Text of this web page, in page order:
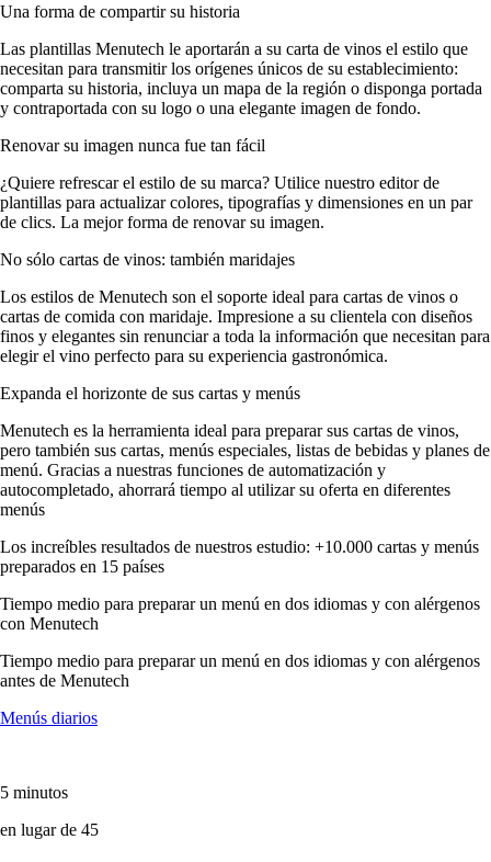
Una forma de compartir su historia
Las plantillas Menutech le aportarán a su carta de vinos el estilo que
necesitan para transmitir los orígenes únicos de su establecimiento:
comparta su historia, incluya un mapa de la región o disponga portada
y contraportada con su logo o una elegante imagen de fondo.
Renovar su imagen nunca fue tan fácil
¿Quiere refrescar el estilo de su marca? Utilice nuestro editor de
plantillas para actualizar colores, tipografías y dimensiones en un par
de clics. La mejor forma de renovar su imagen.
No sólo cartas de vinos: también maridajes
Los estilos de Menutech son el soporte ideal para cartas de vinos o
cartas de comida con maridaje. Impresione a su clientela con diseños
finos y elegantes sin renunciar a toda la información que necesitan para
elegir el vino perfecto para su experiencia gastronómica.
Expanda el horizonte de sus cartas y menús
Menutech es la herramienta ideal para preparar sus cartas de vinos,
pero también sus cartas, menús especiales, listas de bebidas y planes de
menú. Gracias a nuestras funciones de automatización y
autocompletado, ahorrará tiempo al utilizar su oferta en diferentes
menús
Los increíbles resultados de nuestros estudio: +10.000 cartas y menús
preparados en 15 países
Tiempo medio para preparar un menú en dos idiomas y con alérgenos
con Menutech
Tiempo medio para preparar un menú en dos idiomas y con alérgenos
antes de Menutech
Menús diarios
5 minutos
en lugar de 45